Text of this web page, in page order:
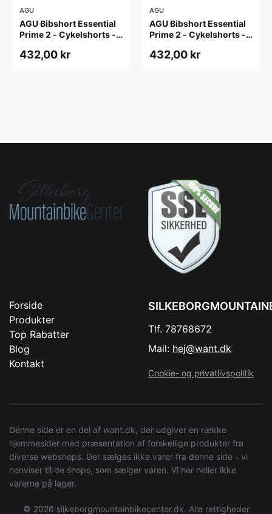
AGU
AGU Bibshort Essential
Prime 2 - Cykelshorts -
2XL
432,00 kr
AGU
AGU Bibshort Essential
Prime 2 - Cykelshorts -
L
432,00 kr
Forside
Produkter
Top Rabatter
Blog
Kontakt
Tlf. 78768672
Mail: hej@want.dk
Cookie- og privatlivspolitik
Denne side er en del af want.dk, der udgiver en række
hjemmesider med præsentation af forskellige produkter fra
diverse webshops. Der sælges ikke varer fra denne side - vi
henviser til de shops, som sælger varen. Vi har heller ikke
varerne på lager.
© 2026 silkeborgmountainbikecenter.dk. Alle rettigheder